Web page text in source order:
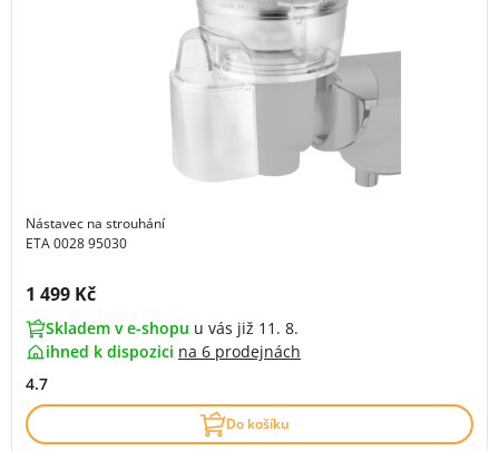
Nástavec na strouhání
ETA 0028 95030
Cena s DPH:
1 499 Kč
Skladem v e-shopu u vás již 11. 8.
ihned k dispozici na 6 prodejnách
4.7
Do košíku